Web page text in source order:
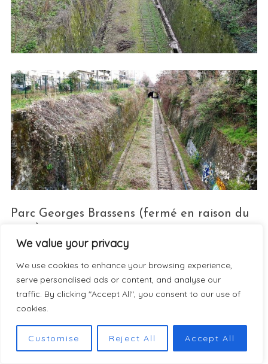
We value your privacy
We use cookies to enhance your browsing experience,
serve personalised ads or content, and analyse our
traffic. By clicking "Accept All", you consent to our use of
cookies.
Customise Reject All Accept All
Parc Georges Brassens (fermé en raison du